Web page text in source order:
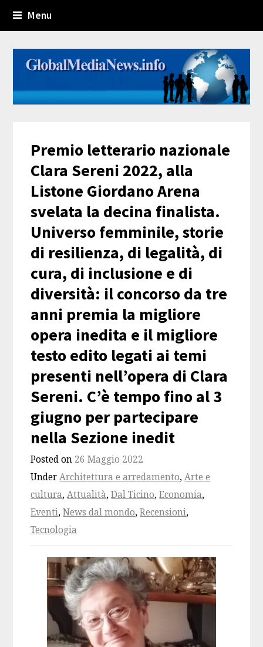
Menu
Premio letterario nazionale
Clara Sereni 2022, alla
Listone Giordano Arena
svelata la decina finalista.
Universo femminile, storie
di resilienza, di legalità, di
cura, di inclusione e di
diversità: il concorso da tre
anni premia la migliore
opera inedita e il migliore
testo edito legati ai temi
presenti nell’opera di Clara
Sereni. C’è tempo fino al 3
giugno per partecipare
nella Sezione inedit
Posted on 26 Maggio 2022
UnderArchitettura e arredamento,Arte e
cultura,Attualità,Dal Ticino,Economia,
Eventi,News dal mondo,Recensioni,
Tecnologia